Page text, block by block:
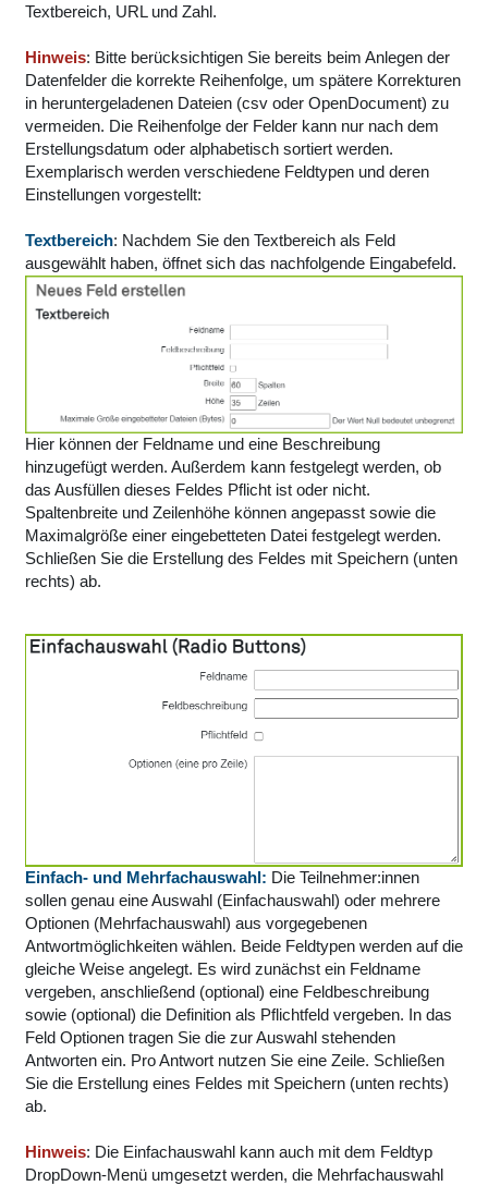
Textbereich, URL und Zahl.
Hinweis: Bitte berücksichtigen Sie bereits beim Anlegen der
Datenfelder die korrekte Reihenfolge, um spätere Korrekturen
in heruntergeladenen Dateien (csv oder OpenDocument) zu
vermeiden. Die Reihenfolge der Felder kann nur nach dem
Erstellungsdatum oder alphabetisch sortiert werden.
Exemplarisch werden verschiedene Feldtypen und deren
Einstellungen vorgestellt:
Textbereich: Nachdem Sie den Textbereich als Feld
ausgewählt haben, öffnet sich das nachfolgende Eingabefeld.
Hier können der Feldname und eine Beschreibung
hinzugefügt werden. Außerdem kann festgelegt werden, ob
das Ausfüllen dieses Feldes Pflicht ist oder nicht.
Spaltenbreite und Zeilenhöhe können angepasst sowie die
Maximalgröße einer eingebetteten Datei festgelegt werden.
Schließen Sie die Erstellung des Feldes mit Speichern (unten
rechts) ab.
Einfach- und Mehrfachauswahl: Die Teilnehmer:innen
sollen genau eine Auswahl (Einfachauswahl) oder mehrere
Optionen (Mehrfachauswahl) aus vorgegebenen
Antwortmöglichkeiten wählen. Beide Feldtypen werden auf die
gleiche Weise angelegt. Es wird zunächst ein Feldname
vergeben, anschließend (optional) eine Feldbeschreibung
sowie (optional) die Definition als Pflichtfeld vergeben. In das
Feld Optionen tragen Sie die zur Auswahl stehenden
Antworten ein. Pro Antwort nutzen Sie eine Zeile. Schließen
Sie die Erstellung eines Feldes mit Speichern (unten rechts)
ab.
Hinweis: Die Einfachauswahl kann auch mit dem Feldtyp
DropDown-Menü umgesetzt werden, die Mehrfachauswahl